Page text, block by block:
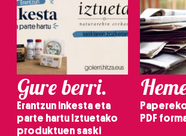
Gure berri.
Erantzun inkesta eta
parte hartu Iztuetako
produktuen saski
PDF